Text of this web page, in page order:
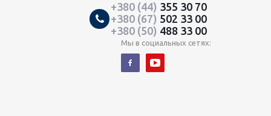
+380 (44) 355 30 70
+380 (67) 502 33 00
+380 (50) 488 33 00
Мы в социальных сетях: